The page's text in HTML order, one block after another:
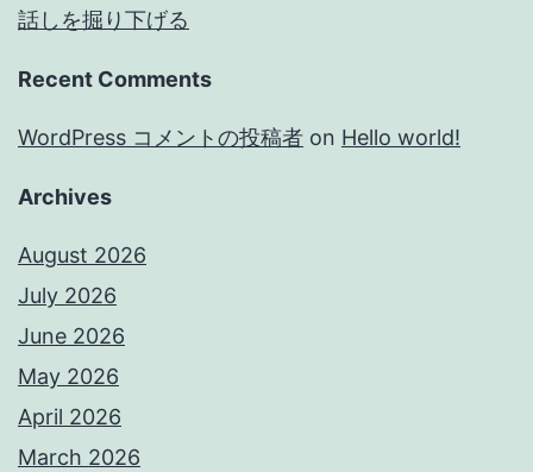
話しを掘り下げる
Recent Comments
WordPress コメントの投稿者 on Hello world!
Archives
August 2026
July 2026
June 2026
May 2026
April 2026
March 2026